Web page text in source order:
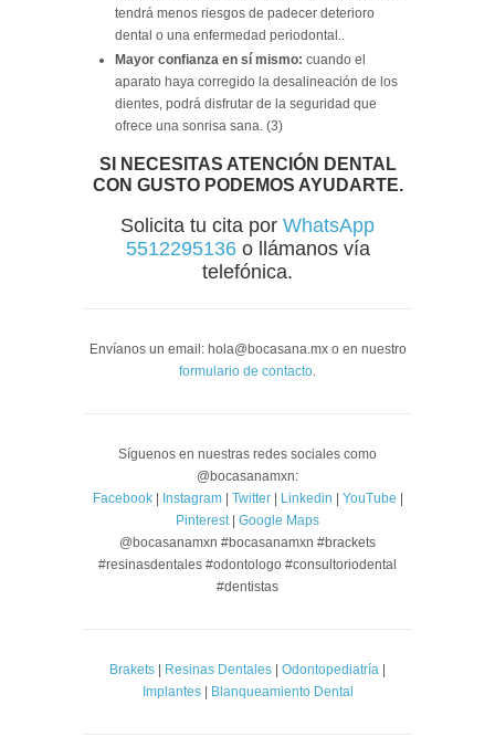
tendrá menos riesgos de padecer deterioro
dental o una enfermedad periodontal..
Mayor confianza en sí mismo: cuando el
aparato haya corregido la desalineación de los
dientes, podrá disfrutar de la seguridad que
ofrece una sonrisa sana. (3)
SI NECESITAS ATENCIÓN DENTAL
CON GUSTO PODEMOS AYUDARTE.
Solicita tu cita por WhatsApp
5512295136o llámanos vía
telefónica.
Envíanos un email: hola@bocasana.mx o en nuestro
formulario de contacto.
Síguenos en nuestras redes sociales como
@bocasanamxn:
Facebook| Instagram| Twitter| Linkedin YouTube
Pinterest Google Maps
@bocasanamxn #bocasanamxn #brackets
#resinasdentales #odontologo #consultoriodental
#dentistas
Brakets Resinas Dentales Odontopediatría
Implantes| Blanqueamiento Dental